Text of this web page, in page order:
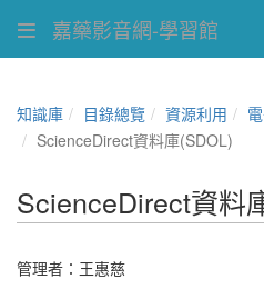
嘉藥影音網-學習館
知識庫 目錄總覽 資源利用
ScienceDirect資料庫(SDOL)
ScienceDirect資料
管理者： 王惠慈